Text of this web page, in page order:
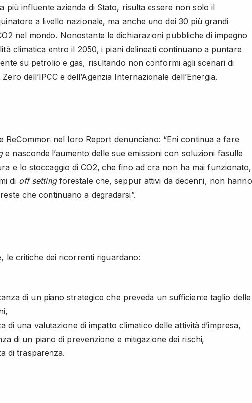
più influente azienda di Stato, risulta essere non solo il
a livello nazionale, ma anche uno dei 30 più grandi
nel mondo. Nonostante le dichiarazioni pubbliche di impegno
climatica entro il 2050, i piani delineati continuano a puntare
su petrolio e gas, risultando non conformi agli scenari di
dell’IPCC e dell’Agenzia Internazionale dell’Energia.
ReCommon nel loro Report denunciano: “Eni continua a fare
e nasconde l’aumento delle sue emissioni con soluzioni fasulle
e lo stoccaggio di CO2, che fino ad ora non ha mai funzionato,
di off settingforestale che, seppur attivi da decenni, non hanno
che continuano a degradarsi”.
le critiche dei ricorrenti riguardano:
di un piano strategico che preveda un sufficiente taglio delle
di una valutazione di impatto climatico delle attività d’impresa,
di un piano di prevenzione e mitigazione dei rischi,
di trasparenza.